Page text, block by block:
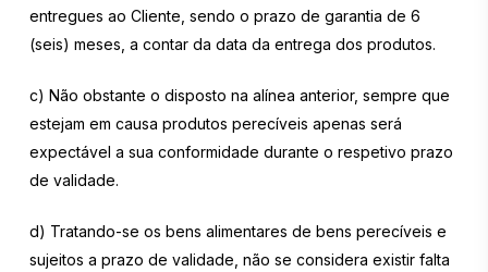
entregues ao Cliente, sendo o prazo de garantia de 6
(seis) meses, a contar da data da entrega dos produtos.
c) Não obstante o disposto na alínea anterior, sempre que
estejam em causa produtos perecíveis apenas será
expectável a sua conformidade durante o respetivo prazo
de validade.
d) Tratando-se os bens alimentares de bens perecíveis e
sujeitos a prazo de validade, não se considera existir falta